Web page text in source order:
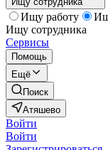
Ищу работу
Ищу сотрудника
Сервисы
Помощь
Ещё
Поиск
Атяшево
Войти
Войти